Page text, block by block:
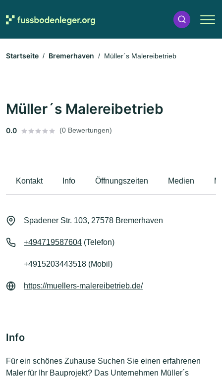
Startseite Bremerhaven Müller´s Malereibetrieb
Müller´s Malereibetrieb
0.0 (0 Bewertungen)
Kontakt Info Öffnungszeiten Medien
Spadener Str. 103, 27578 Bremerhaven
+494719587604 (Telefon)
+4915203443518 (Mobil)
https://muellers-malereibetrieb.de/
Info
Für ein schönes Zuhause Suchen Sie einen erfahrenen
Maler für Ihr Bauprojekt? Das Unternehmen Müller´s